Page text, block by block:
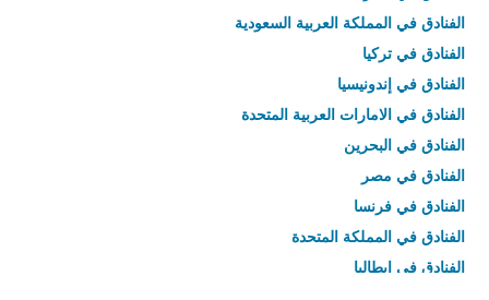
الفنادق في المملكة العربية السعودية
الفنادق في تركيا
الفنادق في إندونيسيا
الفنادق في الامارات العربية المتحدة
الفنادق في البحرين
الفنادق في مصر
الفنادق في فرنسا
الفنادق في المملكة المتحدة
الفنادق في إيطاليا